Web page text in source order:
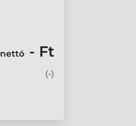
nettó - Ft
(-)